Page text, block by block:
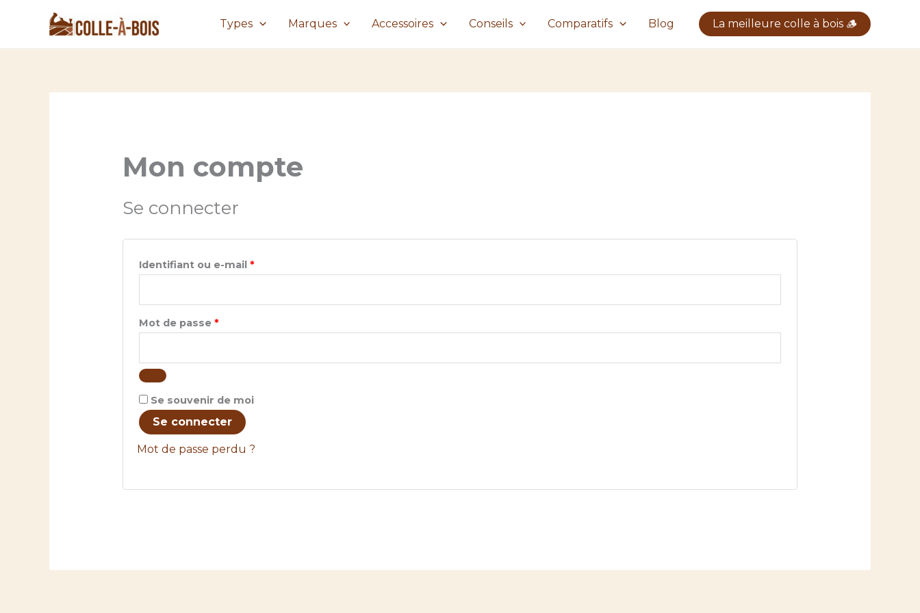
Types Marques Accessoires Conseils Comparatifs Blog La meilleure colle à bois 🪵
Mon compte
Se connecter
Identifiant ou e-mail *Obligatoire
Mot de passe *Obligatoire
Se souvenir de moi
Se connecter
Mot de passe perdu ?